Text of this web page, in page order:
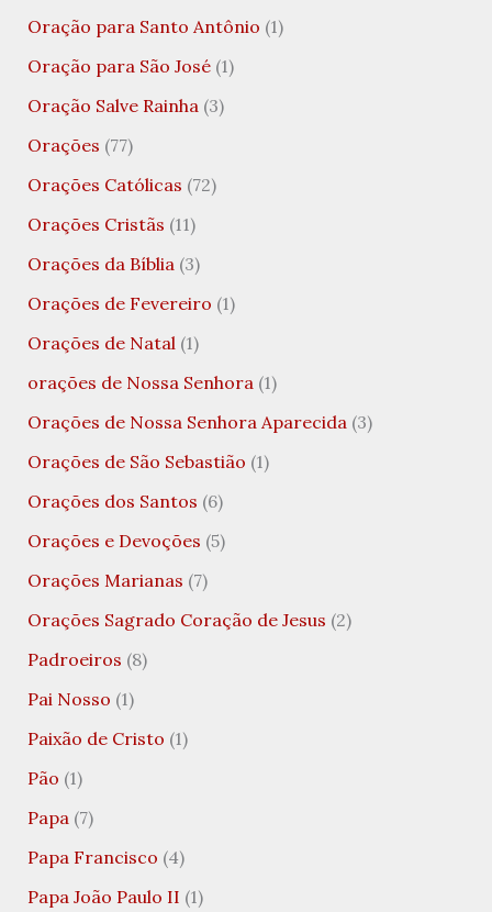
Oração para Santo Antônio (1)
Oração para São José(1)
Oração Salve Rainha(3)
Orações (77)
Orações Católicas (72)
Orações Cristãs (11)
Orações da Bíblia(3)
Orações de Fevereiro (1)
Orações de Natal(1)
orações de Nossa Senhora(1)
Orações de Nossa Senhora Aparecida(3)
Orações de São Sebastião (1)
Orações dos Santos (6)
Orações e Devoções (5)
Orações Marianas (7)
Orações Sagrado Coração de Jesus (2)
Padroeiros (8)
Pai Nosso (1)
Paixão de Cristo (1)
Pão (1)
Papa(7)
Papa Francisco (4)
Papa João Paulo II (1)